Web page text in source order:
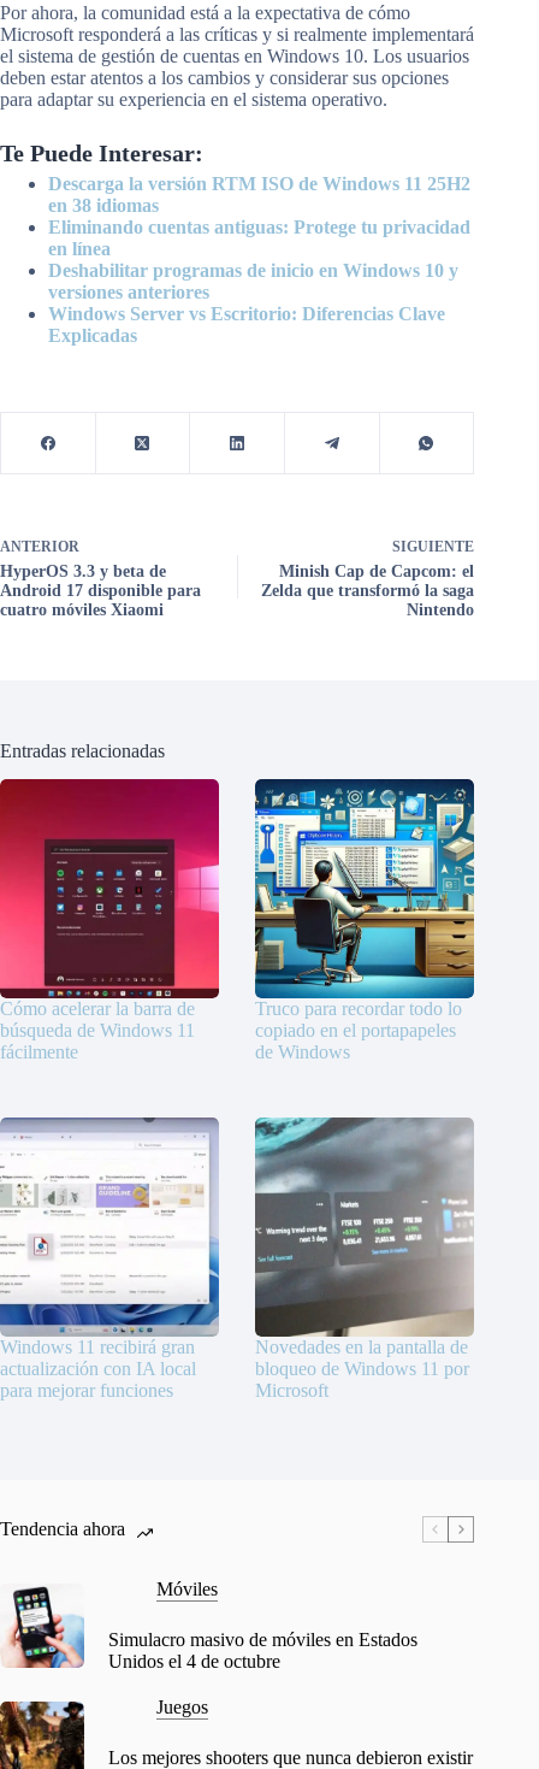
Por ahora, la comunidad está a la expectativa de cómo
Microsoft responderá a las críticas y si realmente implementará
el sistema de gestión de cuentas en Windows 10. Los usuarios
deben estar atentos a los cambios y considerar sus opciones
para adaptar su experiencia en el sistema operativo.
Te Puede Interesar:
Descarga la versión RTM ISO de Windows 11 25H2
en 38 idiomas
Eliminando cuentas antiguas: Protege tu privacidad
en línea
Deshabilitar programas de inicio en Windows 10 y
versiones anteriores
Windows Server vs Escritorio: Diferencias Clave
Explicadas
ANTERIOR
HyperOS 3.3 y beta de
Android 17 disponible para
cuatro móviles Xiaomi
SIGUIENTE
Minish Cap de Capcom: el
Zelda que transformó la saga
Nintendo
Entradas relacionadas
Cómo acelerar la barra de
búsqueda de Windows 11
fácilmente
Truco para recordar todo lo
copiado en el portapapeles
de Windows
Windows 11 recibirá gran
actualización con IA local
para mejorar funciones
Novedades en la pantalla de
bloqueo de Windows 11 por
Microsoft
Tendencia ahora
Móviles
Simulacro masivo de móviles en Estados
Unidos el 4 de octubre
Juegos
Los mejores shooters que nunca debieron existir